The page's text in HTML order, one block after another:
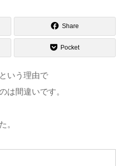
Share
Pocket
いう理由で
は間違いです。
。